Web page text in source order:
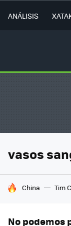
ANÁLISIS
vasos
HOY SE HABLA
China Tim
No podemos